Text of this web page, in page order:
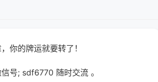
你的牌运就要转了！
号; sdf6770 随时交流 。